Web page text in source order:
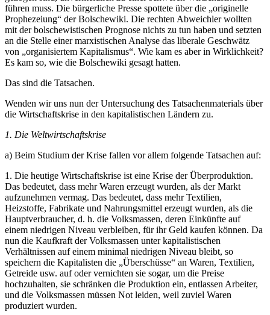
führen muss. Die bürgerliche Presse spottete über die „originelle
Prophezeiung“ der Bolschewiki. Die rechten Abweichler wollten
mit der bolschewistischen Prognose nichts zu tun haben und setzten
an die Stelle einer marxistischen Analyse das liberale Geschwätz
von „organisiertem Kapitalismus“. Wie kam es aber in Wirklichkeit?
Es kam so, wie die Bolschewiki gesagt hatten.
Das sind die Tatsachen.
Wenden wir uns nun der Untersuchung des Tatsachenmaterials über
die Wirtschaftskrise in den kapitalistischen Ländern zu.
1. Die Weltwirtschaftskrise
a) Beim Studium der Krise fallen vor allem folgende Tatsachen auf:
1. Die heutige Wirtschaftskrise ist eine Krise der Überproduktion.
Das bedeutet, dass mehr Waren erzeugt wurden, als der Markt
aufzunehmen vermag. Das bedeutet, dass mehr Textilien,
Heizstoffe, Fabrikate und Nahrungsmittel erzeugt wurden, als die
Hauptverbraucher, d. h. die Volksmassen, deren Einkünfte auf
einem niedrigen Niveau verbleiben, für ihr Geld kaufen können. Da
nun die Kaufkraft der Volksmassen unter kapitalistischen
Verhältnissen auf einem minimal niedrigen Niveau bleibt, so
speichern die Kapitalisten die „Überschüsse“ an Waren, Textilien,
Getreide usw. auf oder vernichten sie sogar, um die Preise
hochzuhalten, sie schränken die Produktion ein, entlassen Arbeiter,
und die Volksmassen müssen Not leiden, weil zuviel Waren
produziert wurden.